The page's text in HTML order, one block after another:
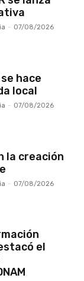
- 07/08/2026
hace
local
- 07/08/2026
la creación
- 07/08/2026
el